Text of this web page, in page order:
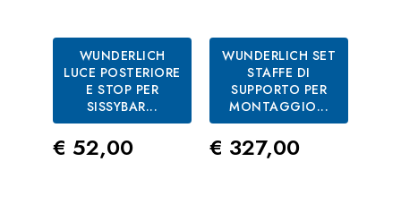
WUNDERLICH
LUCE POSTERIORE
E STOP PER
SISSYBAR...
Prezzo
€ 52,00
WUNDERLICH SET
STAFFE DI
SUPPORTO PER
MONTAGGIO...
Prezzo
€ 327,00